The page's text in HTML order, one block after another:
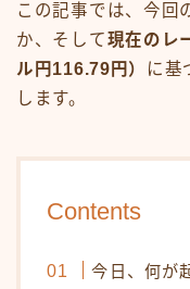
この記事では、今回
か、そして現在のレ
ル円116.79円）
に基
します。
Contents
今日、何が